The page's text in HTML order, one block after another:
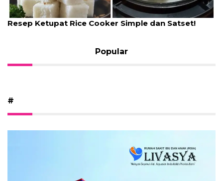
Resep Ketupat Rice Cooker Simple dan Satset!
Popular
#